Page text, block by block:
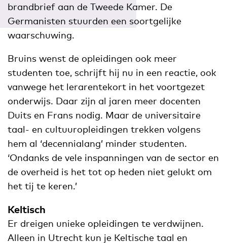
brandbrief aan de Tweede Kamer. De
Germanisten stuurden een soortgelijke
waarschuwing.
Bruins wenst de opleidingen ook meer
studenten toe, schrijft hij nu in een reactie, ook
vanwege het lerarentekort in het voortgezet
onderwijs. Daar zijn al jaren meer docenten
Duits en Frans nodig. Maar de universitaire
taal- en cultuuropleidingen trekken volgens
hem al ‘decennialang’ minder studenten.
‘Ondanks de vele inspanningen van de sector en
de overheid is het tot op heden niet gelukt om
het tij te keren.’
Keltisch
Er dreigen unieke opleidingen te verdwijnen.
Alleen in Utrecht kun je Keltische taal en